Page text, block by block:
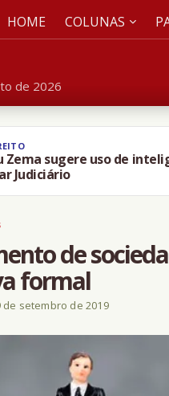
de 2026
HOME COLUNAS
Zema sugere uso de
Judiciário
de
formal
de setembro de 2019